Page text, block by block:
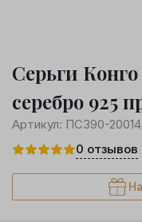
Серьги
серебро 925
Артикул: ПС390-
0 отзывов